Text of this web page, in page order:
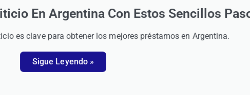
En Argentina Con Estos Sencillos
es clave para obtener los mejores préstamos en Argentina.
Sigue Leyendo »